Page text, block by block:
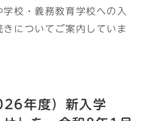
校・義務教育学校への入
についてご案内していま
年度）新入学